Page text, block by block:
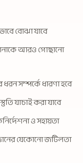
বোঝা যাবে
আরও গোছানো
ধরন সম্পর্কে ধারণা হবে
যাচাই করা যাবে
ও সহায়তা
যেকোনো জটিলতা